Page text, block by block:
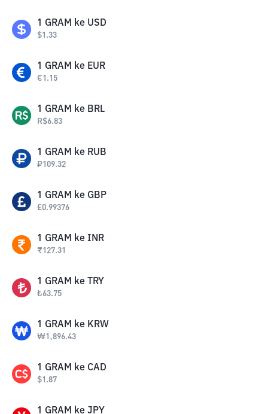
1 GRAM ke USD
$1.33
1 GRAM ke EUR
€1.15
1 GRAM ke BRL
R$6.83
1 GRAM ke RUB
₽109.32
1 GRAM ke GBP
£0.99376
1 GRAM ke INR
₹127.31
1 GRAM ke TRY
₺63.75
1 GRAM ke KRW
₩1,896.43
1 GRAM ke CAD
$1.87
1 GRAM ke JPY